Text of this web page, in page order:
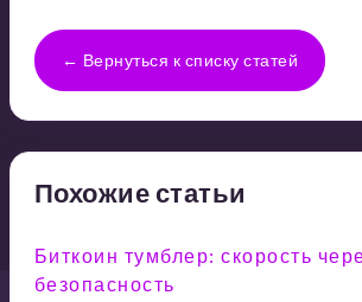
← Вернуться к списку статей
Похожие статьи
Биткоин тумблер: скорость
безопасность